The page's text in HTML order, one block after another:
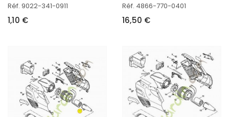
Réf. 9022-341-0911
1,10 €
Réf. 4866-770-0401
16,50 €